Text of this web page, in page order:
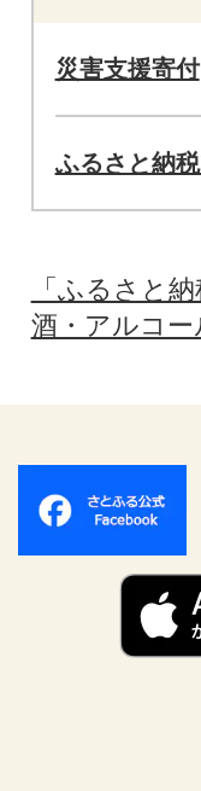
災害支援寄付
ふるさと納
「ふるさと
酒・アルコー